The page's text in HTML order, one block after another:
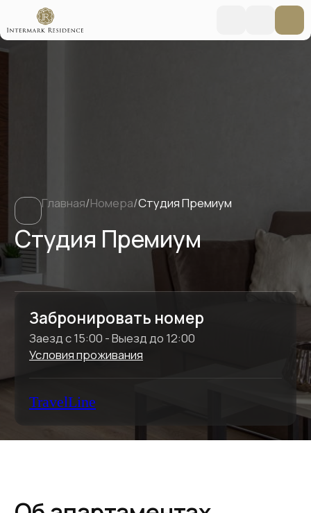
Забронировать номер
Заезд с 15:00 - Выезд до 12:00
Условия проживания
TravelLine
Об апартаментах
В апартаментах предусмотрено проживание до 4-
и гостиной зон, с отдельно выделенной
из окон во двор Апарт-Отеля и на улицу Пушкина.
Номера аппартаментов:105, 205, 207, 305, 405.